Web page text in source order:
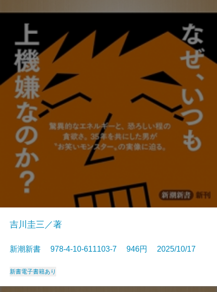
吉川圭三／著
新潮新書 978-4-10-611103-7 946円 2025/10/17
新書電子書籍あり